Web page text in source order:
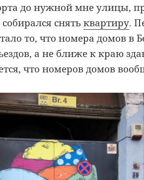
до нужной мне улицы,
снятьквартиру.
то, что номера домов в
а не ближе к краю
что номеров домов